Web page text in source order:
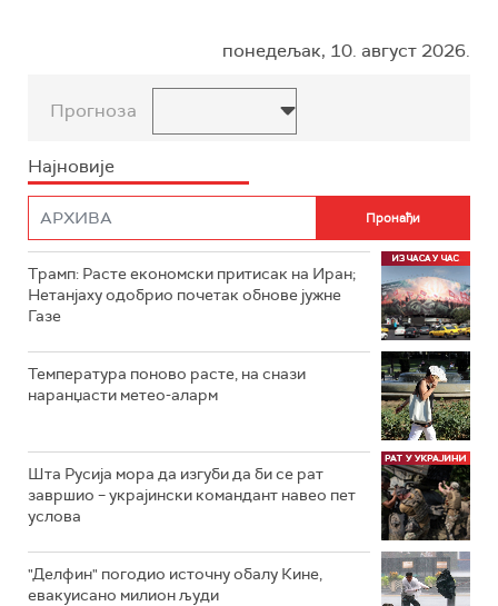
понедељак, 10. август 2026.
Прогноза
Најновије
Трамп: Расте економски притисак на Иран;
Нетанјаху одобрио почетак обнове јужне
Газе
Температура поново расте, на снази
наранџасти метео-аларм
Шта Русија мора да изгуби да би се рат
завршио – украјински командант навео пет
услова
"Делфин" погодио источну обалу Кине,
евакуисано милион људи